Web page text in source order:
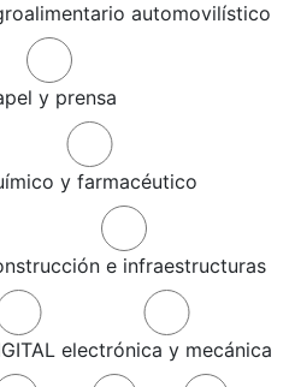
automovilístico
y prensa
y farmacéutico
e infraestructuras
electrónica y mecánica